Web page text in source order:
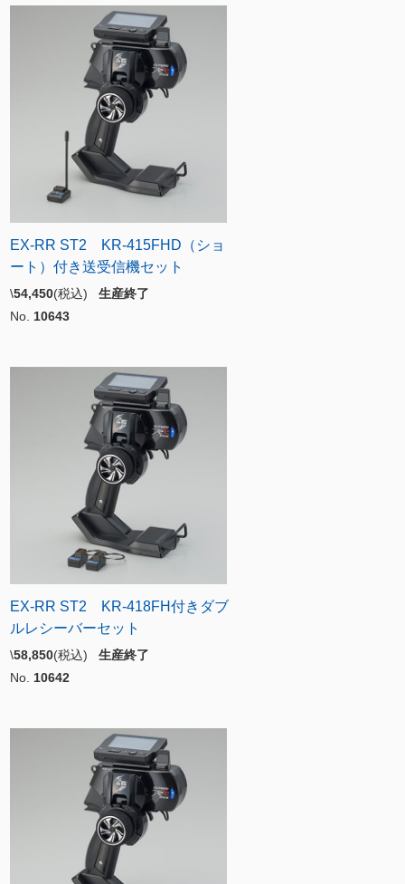
EX-RR ST2 KR-415FHD（ショ
ート）付き送受信機セット
\54,450(税込) 生産終了
No. 10643
EX-RR ST2 KR-418FH付きダブ
ルレシーバーセット
\58,850(税込) 生産終了
No. 10642